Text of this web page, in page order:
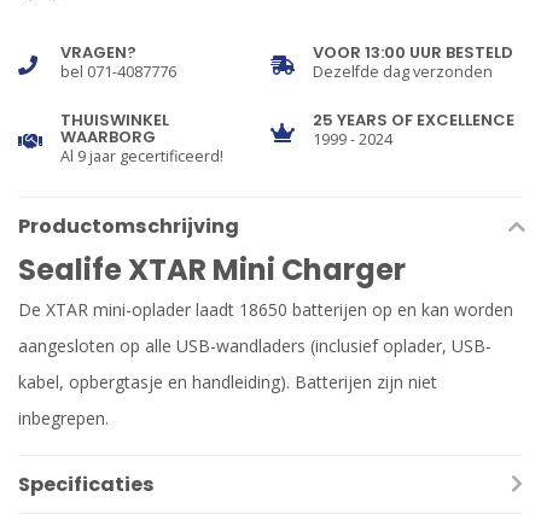
VRAGEN?
bel 071-4087776
VOOR 13:00 UUR BESTELD
Dezelfde dag verzonden
THUISWINKEL
WAARBORG
Al 9 jaar gecertificeerd!
25 YEARS OF EXCELLENCE
1999 - 2024
Productomschrijving
Sealife XTAR Mini Charger
De XTAR mini-oplader laadt 18650 batterijen op en kan worden
aangesloten op alle USB-wandladers (inclusief oplader, USB-
kabel, opbergtasje en handleiding). Batterijen zijn niet
inbegrepen.
Specificaties